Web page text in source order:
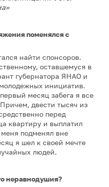
поменялся с
найти спонсоров.
оставшемуся в
губернатора ЯНАО и
инициатив.
месяц забега я все
двести тысяч из
перед
квартиру и выплатил
меня подменял вне
я шел к своей мечте
людей.
неравнодушия?